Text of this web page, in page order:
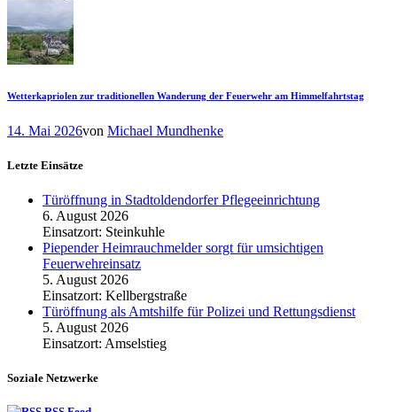
Wetterkapriolen zur traditionellen Wanderung der Feuerwehr am Himmelfahrtstag
14. Mai 2026von Michael Mundhenke
Letzte Einsätze
Türöffnung in Stadtoldendorfer Pflegeeinrichtung
6. August 2026
Einsatzort: Steinkuhle
Piepender Heimrauchmelder sorgt für umsichtigen
Feuerwehreinsatz
5. August 2026
Einsatzort: Kellbergstraße
Türöffnung als Amtshilfe für Polizei und Rettungsdienst
5. August 2026
Einsatzort: Amselstieg
Soziale Netzwerke